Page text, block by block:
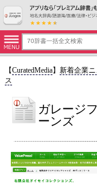
【CuratedMedia】 新着企業
ス
ガレージ
ーンズ